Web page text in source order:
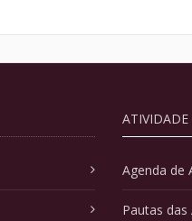
ATIVIDADE
Agenda de
Pautas das